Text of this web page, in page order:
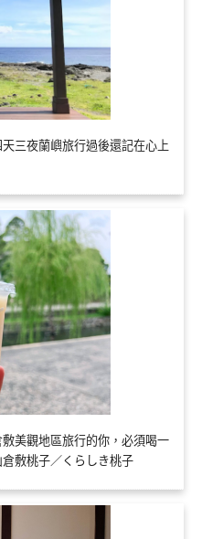
三夜蘭嶼旅行過後還記在心上
美觀地區旅行的你，必須喝一
敷桃子／くらしき桃子